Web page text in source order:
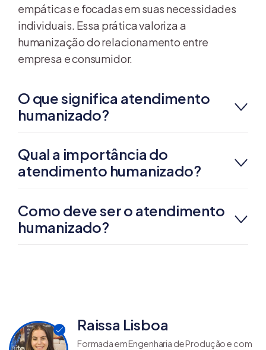
empáticas e focadas em suas necessidades
individuais. Essa prática valoriza a
humanização do relacionamento entre
empresa e consumidor.
O que significa atendimento
humanizado?
Qual a importância do
atendimento humanizado?
Como deve ser o atendimento
humanizado?
Raissa Lisboa
Formada em Engenharia de Produção e com